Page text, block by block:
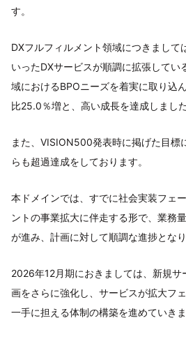
す。
DXフルフィルメント領域につきまして
いったDXサービスが順調に拡張してい
域におけるBPOニーズを着実に取り込
比25.0％増と、高い成長を達成しました
また、VISION500発表時に掲げた目標
らも超過達成をしております。
本ドメインでは、すでに社会実装フェ
ントの事業拡大に伴走する形で、業務
が進み、計画に対して順調な進捗となり
2026年12月期におきましては、新規サ
画をさらに強化し、サービスが拡大フ
一手に担える体制の構築を進めていきま